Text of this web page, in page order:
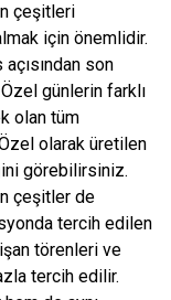
çeşitleri
için önemlidir.
son
günlerin farklı
olan tüm
olarak üretilen
görebilirsiniz.
çeşitler de
tercih edilen
törenleri ve
tercih edilir.